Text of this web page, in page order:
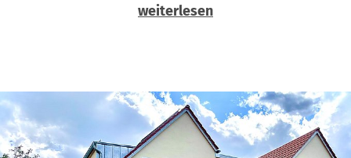
weiterlesen